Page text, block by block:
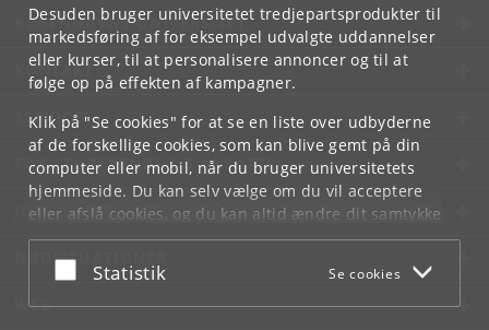
Desuden bruger universitetet tredjepartsprodukter til
markedsføring af for eksempel udvalgte uddannelser
eller kurser, til at personalisere annoncer og til at
følge op på effekten af kampagner.
Klik på "Se cookies" for at se en liste over udbyderne
af de forskellige cookies, som kan blive gemt på din
computer eller mobil, når du bruger universitetets
hjemmeside. Du kan selv vælge om du vil acceptere
eller afslå cookies, og du kan altid ændre dit samtykke
underCookie- og privatlivspolitiksom du finder i
bunden af hver side.
Acceptér eller afslå
Statistik Se cookies
KØBENHAVNS UNIVERSITET
KONTAKT
SERVICES
FOR STUDERENDE OG ANSATTE
JOB OG KARRIERE
NØDSITUATIONER
WEB